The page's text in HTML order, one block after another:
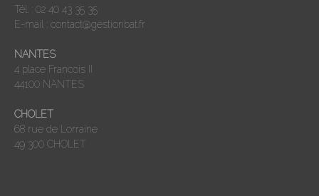
Tél. : 02 40 43 35 35
E-mail : contact@gestionbat.fr
NANTES
4 place Francois II
44100 NANTES
CHOLET
68 rue de Lorraine
49 300 CHOLET